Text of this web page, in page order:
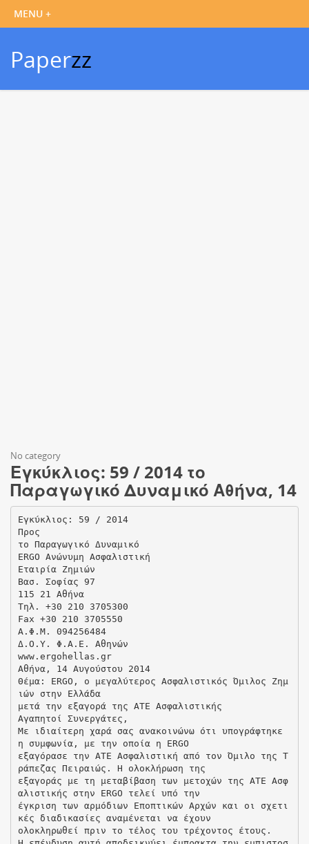
Paperzz
No category
Εγκύκλιος: 59 / 2014 το
Παραγωγικό Δυναμικό Αθήνα, 14
Εγκύκλιος: 59 / 2014
Προς
το Παραγωγικό Δυναμικό
ERGO Ανώνυμη Ασφαλιστική
Εταιρία Ζημιών
Βασ. Σοφίας 97
115 21 Αθήνα
Τηλ. +30 210 3705300
Fax +30 210 3705550
Α.Φ.Μ. 094256484
Δ.Ο.Υ. Φ.Α.Ε. Αθηνών
www.ergohellas.gr
Αθήνα, 14 Αυγούστου 2014
Θέμα: ERGO, ο μεγαλύτερος Ασφαλιστικός Όμιλος Ζημ
ιών στην Ελλάδα
μετά την εξαγορά της ΑΤΕ Ασφαλιστικής
Αγαπητοί Συνεργάτες,
Με ιδιαίτερη χαρά σας ανακοινώνω ότι υπογράφτηκε
η συμφωνία, με την οποία η ERGO
εξαγόρασε την ΑΤΕ Ασφαλιστική από τον Όμιλο της Τ
ράπεζας Πειραιώς. H ολοκλήρωση της
εξαγοράς με τη μεταβίβαση των μετοχών της ΑΤΕ Ασφ
αλιστικής στην ERGO τελεί υπό την
έγκριση των αρμόδιων Εποπτικών Αρχών και οι σχετι
κές διαδικασίες αναμένεται να έχουν
ολοκληρωθεί πριν το τέλος του τρέχοντος έτους.